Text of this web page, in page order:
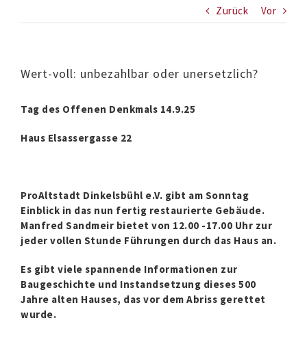
Zurück Vor
Wert-voll: unbezahlbar oder unersetzlich?
Tag des Offenen Denkmals 14.9.25
Haus Elsassergasse 22
ProAltstadt Dinkelsbühl e.V. gibt am Sonntag
Einblick in das nun fertig restaurierte Gebäude.
Manfred Sandmeir bietet von 12.00 -17.00 Uhr zur
jeder vollen Stunde Führungen durch das Haus an.
Es gibt viele spannende Informationen zur
Baugeschichte und Instandsetzung dieses 500
Jahre alten Hauses, das vor dem Abriss gerettet
wurde.